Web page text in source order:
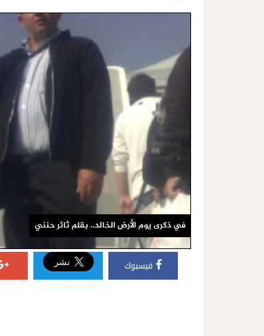
في ذكرى يوم الأرض الخالد.. بقلم ثائر حنني
فيسبوك